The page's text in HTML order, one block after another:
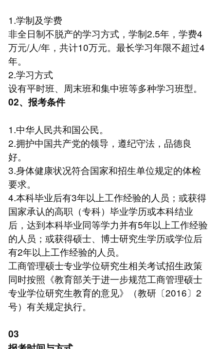
1.学制及学费
非全日制不脱产的学习方式，学制2.5年，学费4
万元/人/年，共计10万元。最长学习年限不超过4
年。
2.学习方式
设有平时班、周末班和集中班等多种学习班型。
02、报考条件
1.中华人民共和国公民。
2.拥护中国共产党的领导，遵纪守法，品德良
好。
3.身体健康状况符合国家和招生单位规定的体检
要求。
4.本科毕业后有3年以上工作经验的人员；或获得
国家承认的高职（专科）毕业学历或本科结业
后，达到本科毕业同等学力并有5年以上工作经验
的人员；或获得硕士、博士研究生学历或学位后
有2年以上工作经验的人员。
工商管理硕士专业学位研究生相关考试招生政策
同时按照《教育部关于进一步规范工商管理硕士
专业学位研究生教育的意见》（教研〔2016〕2
号）有关规定执行。
03